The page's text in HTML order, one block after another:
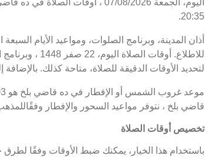
20:35.
أذان المدينة، وبرنامج الصلوات، ومواعيد الأيام
لتحديد الأوقات الدقيقة للصلاة، متاحة كذلك.
قاضي بلخ ، نتوفر مواعيد السحور والإفطار
تخصيص أوقات الصلاة
باستخدام هذا الخيار، يمكنك ضبط الأوقات وفقًا